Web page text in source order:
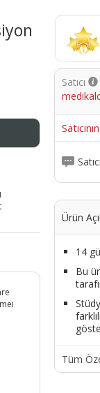
Satıcı
Ürün
14
Bu
Tüm